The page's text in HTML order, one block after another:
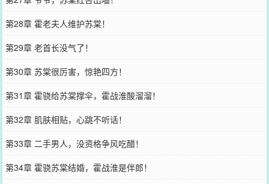
第28章 霍老夫人维护苏棠！
第29章 老首长没气了！
第30章 苏棠很厉害，惊艳四方！
第31章 霍骁给苏棠撑伞，霍战淮酸溜溜！
第32章 肌肤相贴，心跳不听话！
第33章 二手男人，没资格争风吃醋！
第34章 霍骁苏棠结婚，霍战淮是伴郎！